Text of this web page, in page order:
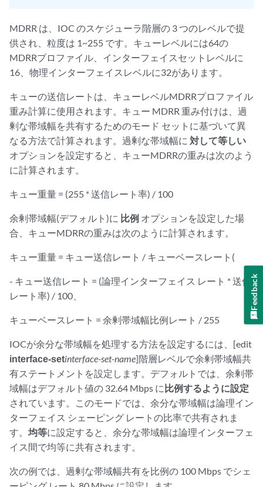
MDRR は、IOC のスケジューラ階層の 3 つのレベルで提
供され、粒度は 1~255 です。キューレベルには64の
MDRRプロファイル、インターフェイスセットレベルに
16、物理インターフェイスレベルに32があります。
キューの送信レートは、キューレベルMDRRプロファイル
重み計算に使用されます。キュー MDRR 重み付けは、過
剰な帯域幅を共有するためのモード セットに基づいて異
なる方法で計算されます。過剰な帯域幅に 対して等しい
オプションを設定すると、キューMDRRの重みは次のよう
に計算されます。
キュー重量 = (255 * 送信レート率) / 100
余剰帯域幅(デフォルト)に 比例 オプションを設定した場
合、キューMDRRの重みは次のように計算されます。
キュー重量 = キュー送信レート / キューベースレート(
- キュー送信レート = (論理インターフェイス レート * 送信
レート率) / 100、
キューベースレート = 余剰帯域幅比例レート / 255
IOCが余分な帯域幅を処理する方法を設定するには、[edit
interface-setinterface-set-name]階層レベルで余剰帯域幅共
有ステートメントを設定します。デフォルトでは、余剰帯
域幅はデフォルト値の 32.64 Mbps に 比例するように設定
されています。このモードでは、余分な帯域幅は論理イン
ターフェイス シェーピング レートの比率で共有されま
す。 均等に設定すると、余分な帯域幅は論理インターフェ
イス間で均等に共有されます。
次の例では、過剰な帯域幅共有を比例の 100 Mbps でシェ
Feedback